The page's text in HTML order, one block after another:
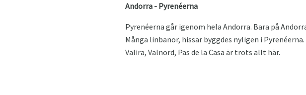
Andorra - Pyrenéerna
Pyrenéerna går igenom hela Andorra. Bara på
Många linbanor, hissar byggdes nyligen i
Valira, Valnord, Pas de la Casa är trots allt här.